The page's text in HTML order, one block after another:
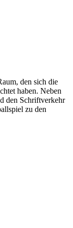
den sich die
haben. Neben
den Schriftverkehr
zu den